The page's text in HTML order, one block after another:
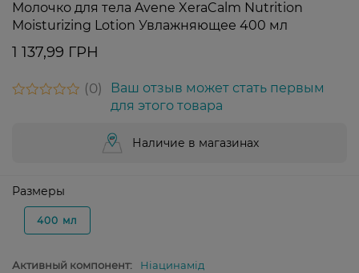
Молочко для тела Avene XeraCalm Nutrition
Moisturizing Lotion Увлажняющее 400 мл
1 137,99 ГРН
0
Ваш отзыв может стать первым
для этого товара
Наличие в магазинах
Размеры
400 мл
Активный компонент:
Ніацинамід